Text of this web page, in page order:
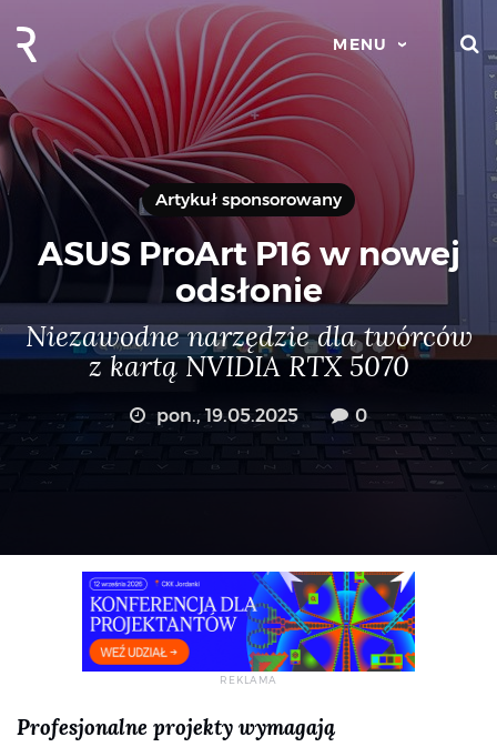
MENU
Artykuł sponsorowany
ASUS ProArt P16 w nowej
odsłonie
Niezawodne narzędzie dla twórców
z kartą NVIDIA RTX 5070
pon., 19.05.2025 0
Profesjonalne projekty wymagają